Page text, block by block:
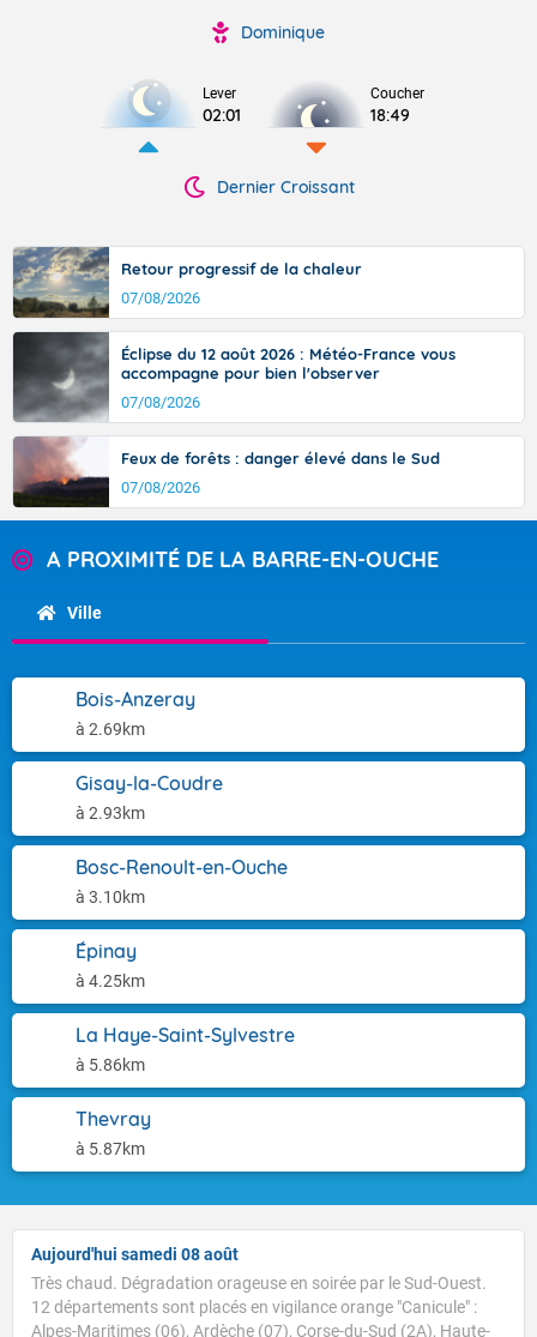
Dominique
Lever
02:01
Coucher
18:49
Dernier Croissant
Retour progressif de la chaleur
07/08/2026
Éclipse du 12 août 2026 : Météo-France vous
accompagne pour bien l'observer
07/08/2026
Feux de forêts : danger élevé dans le Sud
07/08/2026
A PROXIMITÉ DE LA BARRE-EN-OUCHE
Ville
Bois-Anzeray
à 2.69km
Gisay-la-Coudre
à 2.93km
Bosc-Renoult-en-Ouche
à 3.10km
Épinay
à 4.25km
La Haye-Saint-Sylvestre
à 5.86km
Thevray
à 5.87km
Aujourd'hui samedi 08 août
Très chaud. Dégradation orageuse en soirée par le Sud-Ouest.
12 départements sont placés en vigilance orange "Canicule" :
Alpes-Maritimes (06), Ardèche (07), Corse-du-Sud (2A), Haute-